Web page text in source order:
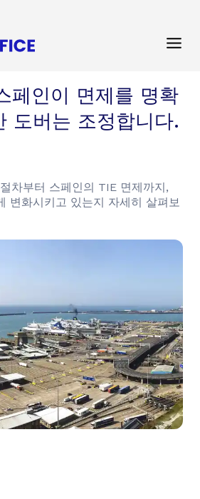
페인이 면제를 명확
도버는 조정합니다.
차부터 스페인의 TIE 면제까지,
변화시키고 있는지 자세히 살펴보